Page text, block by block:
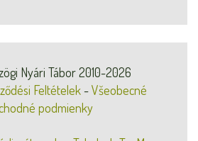
Nyári Tábor 2010-2026
Feltételek -Všeobecné
podmienky